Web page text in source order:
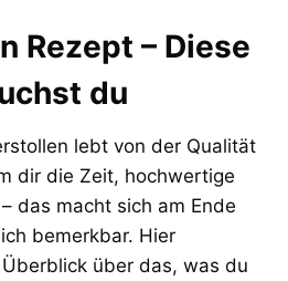
Rezept – Diese
du
lebt von der Qualität
dir die Zeit, hochwertige
das macht sich am Ende
bemerkbar. Hier
über das, was du